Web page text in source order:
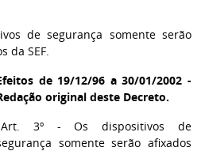
de segurança somente serão
da SEF.
de 19/12/96 a 30/01/2002 -
original deste Decreto.
3º - Os dispositivos de
somente serão afixados